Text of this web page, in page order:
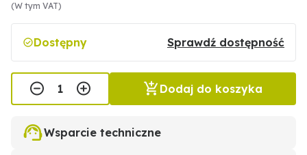
(W tym VAT)
Dostępny Sprawdź dostępność
Dodaj do koszyka
Wsparcie techniczne